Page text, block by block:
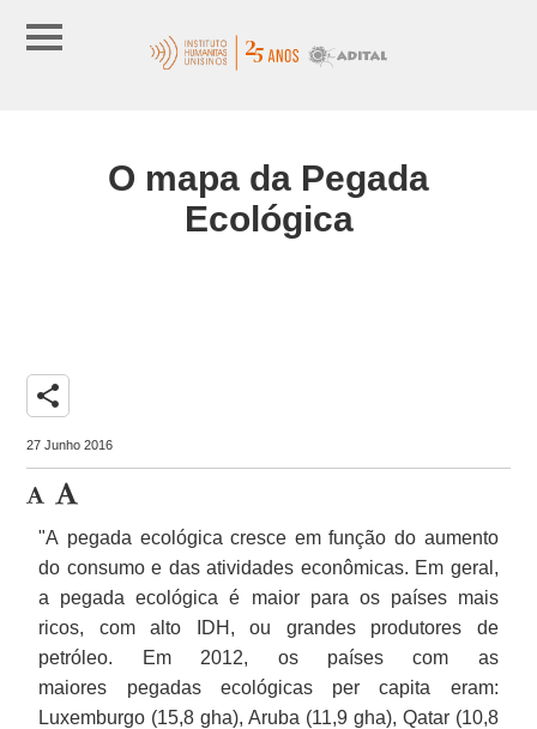
O mapa da Pegada
Ecológica
share
27 Junho 2016
"A pegada ecológica cresce em função do aumento
do consumo e das atividades econômicas. Em geral,
a pegada ecológica é maior para os países mais
ricos, com alto IDH, ou grandes produtores de
petróleo. Em 2012, os países com as
maiores pegadas ecológicas per capita eram:
Luxemburgo (15,8 gha), Aruba (11,9 gha), Qatar (10,8